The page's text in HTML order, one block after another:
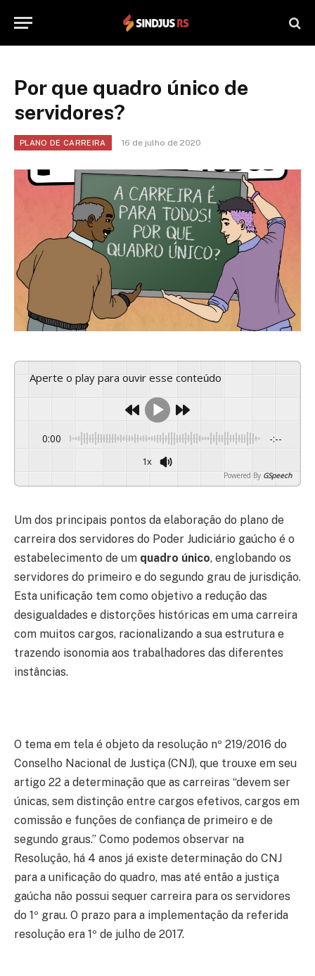
Por que quadro único de
servidores?
PLANO DE CARREIRA 16 de julho de 2020
Aperte o play para ouvir esse conteúdo
0:00 -:--
1x
Powered By GSpeech
Um dos principais pontos da elaboração do plano de
carreira dos servidores do Poder Judiciário gaúcho é o
estabelecimento de um quadro único, englobando os
servidores do primeiro e do segundo grau de jurisdição.
Esta unificação tem como objetivo a redução das
desigualdades e distorções históricas em uma carreira
com muitos cargos, racionalizando a sua estrutura e
trazendo isonomia aos trabalhadores das diferentes
instâncias.
O tema em tela é objeto da resolução nº 219/2016 do
Conselho Nacional de Justiça (CNJ), que trouxe em seu
artigo 22 a determinação que as carreiras “devem ser
únicas, sem distinção entre cargos efetivos, cargos em
comissão e funções de confiança de primeiro e de
segundo graus.” Como podemos observar na
Resolução, há 4 anos já existe determinação do CNJ
para a unificação do quadro, mas até então a justiça
gaúcha não possui sequer carreira para os servidores
do 1º grau. O prazo para a implementação da referida
resolução era 1º de julho de 2017.